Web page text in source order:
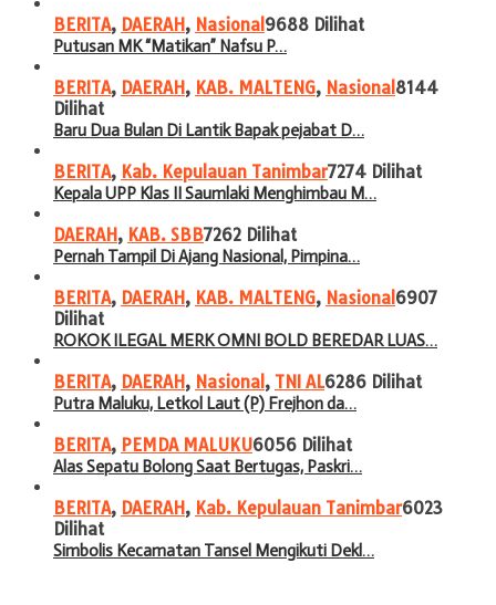
BERITA, DAERAH, Nasional 9688 Dilihat
Putusan MK “Matikan” Nafsu P…
BERITA, DAERAH, KAB. MALTENG, Nasional 8144
Dilihat
Baru Dua Bulan Di Lantik Bapak pejabat D…
BERITA, Kab. Kepulauan Tanimbar7274 Dilihat
Kepala UPP Klas II Saumlaki Menghimbau M…
DAERAH, KAB. SBB7262 Dilihat
Pernah Tampil Di Ajang Nasional, Pimpina…
BERITA, DAERAH, KAB. MALTENG, Nasional 6907
Dilihat
ROKOK ILEGAL MERK OMNI BOLD BEREDAR LUAS…
BERITA, DAERAH, Nasional , TNI AL6286 Dilihat
Putra Maluku, Letkol Laut (P) Frejhon da…
BERITA, PEMDA MALUKU6056 Dilihat
Alas Sepatu Bolong Saat Bertugas, Paskri…
BERITA, DAERAH, Kab. Kepulauan Tanimbar6023
Dilihat
Simbolis Kecamatan Tansel Mengikuti Dekl…